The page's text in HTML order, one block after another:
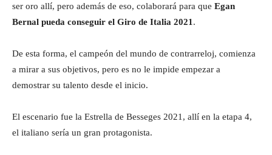
ser oro allí, pero además de eso, colaborará para que Egan
Bernal pueda conseguir el Giro de Italia 2021 .
De esta forma, el campeón del mundo de contrarreloj, comienza
a mirar a sus objetivos, pero es no le impide empezar a
demostrar su talento desde el inicio.
El escenario fue la Estrella de Besseges 2021, allí en la etapa 4,
el italiano sería un gran protagonista.